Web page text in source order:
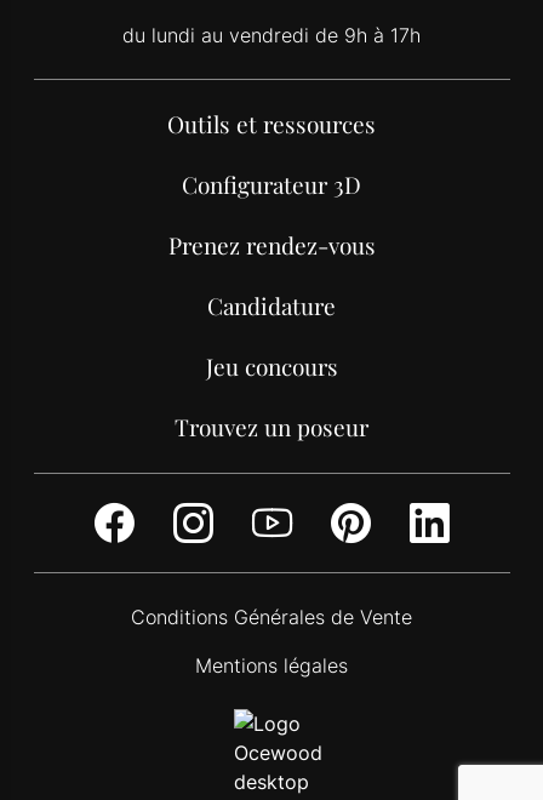
Outils et ressources
Configurateur 3D
Prenez rendez-vous
Candidature
Jeu concours
Trouvez un poseur
du lundi au vendredi de 9h à 17h
FacebookInstagram
Youtube
Pinterest
Conditions Générales de Vente
Mentions légales